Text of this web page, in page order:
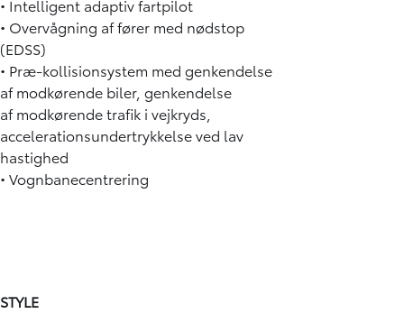
• Intelligent adaptiv fartpilot
• Overvågning af fører med nødstop
(EDSS)
• Præ-kollisionsystem med genkendelse
af modkørende biler, genkendelse
af modkørende trafik i vejkryds,
accelerationsundertrykkelse ved lav
hastighed
• Vognbanecentrering
STYLE